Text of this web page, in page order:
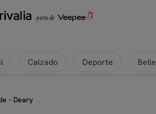
Calzado Deporte
- Deary